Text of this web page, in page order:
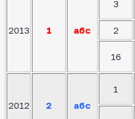
2013 1 абс
3
2
16
2012 2 абс
1